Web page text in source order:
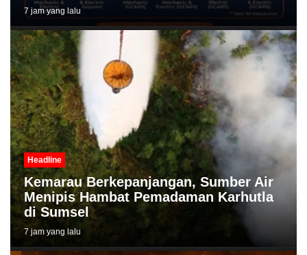
7 jam yang lalu
Headline
Kemarau Berkepanjangan, Sumber Air
Menipis Hambat Pemadaman Karhutla
di Sumsel
7 jam yang lalu